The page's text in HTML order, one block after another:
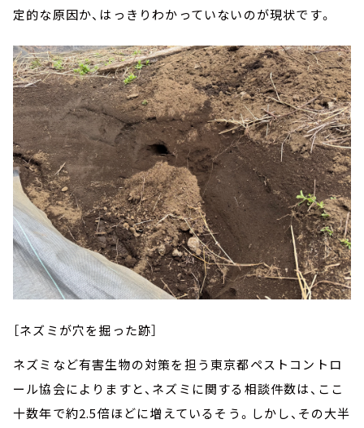
定的な原因か、はっきりわかっていないのが現状です。
［ネズミが穴を掘った跡］
ネズミなど有害生物の対策を担う東京都ペストコントロ
ール協会によりますと、ネズミに関する相談件数は、ここ
十数年で約2.5倍ほどに増えているそう。しかし、その大半